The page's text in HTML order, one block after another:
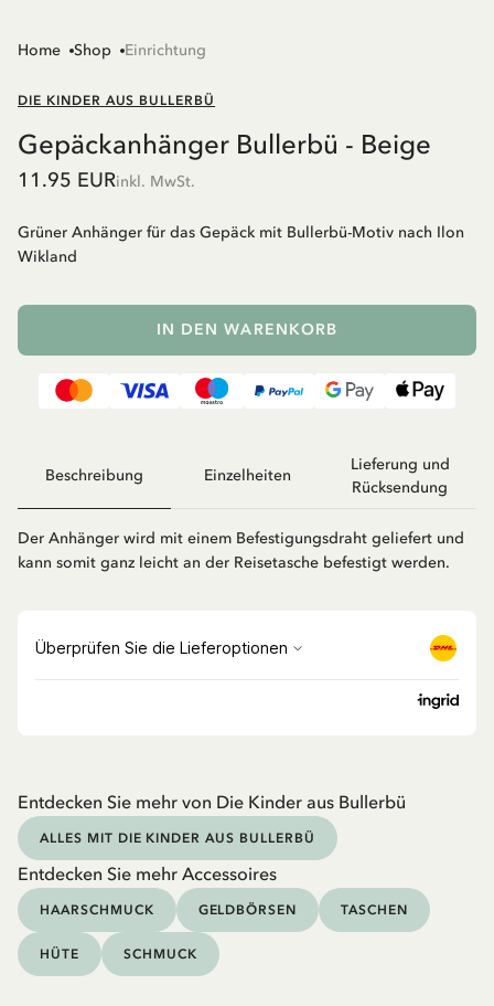
Home Shop Einrichtung
DIE KINDER AUS BULLERBÜ
Gepäckanhänger Bullerbü - Beige
11.95 EURinkl. MwSt.
Grüner Anhänger für das Gepäck mit Bullerbü-Motiv nach Ilon
Wikland
IN DEN WARENKORB
Beschreibung Einzelheiten
Lieferung und
Rücksendung
Der Anhänger wird mit einem Befestigungsdraht geliefert und
kann somit ganz leicht an der Reisetasche befestigt werden.
Entdecken Sie mehr von Die Kinder aus Bullerbü
ALLES MIT DIE KINDER AUS BULLERBÜ
Entdecken Sie mehr Accessoires
HAARSCHMUCK GELDBÖRSEN TASCHEN
HÜTE SCHMUCK